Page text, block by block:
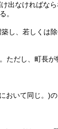
出なければなら
。
し、若しくは
ただし、町長
において同じ。)